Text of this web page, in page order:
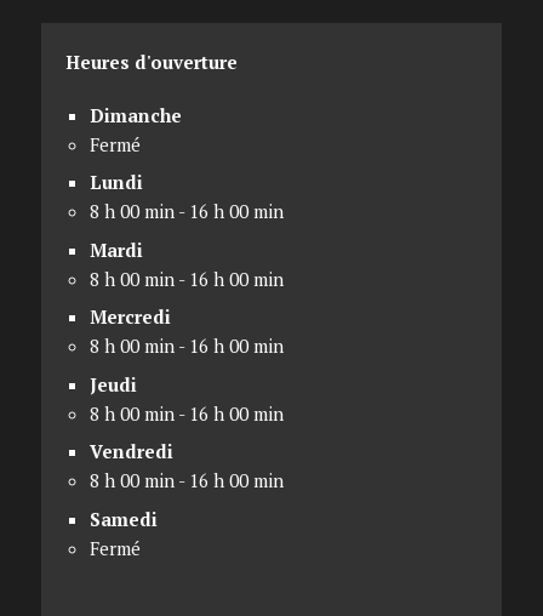
Heures d'ouverture
Dimanche
Fermé
Lundi
8 h 00 min - 16 h 00 min
Mardi
8 h 00 min - 16 h 00 min
Mercredi
8 h 00 min - 16 h 00 min
Jeudi
8 h 00 min - 16 h 00 min
Vendredi
8 h 00 min - 16 h 00 min
Samedi
Fermé